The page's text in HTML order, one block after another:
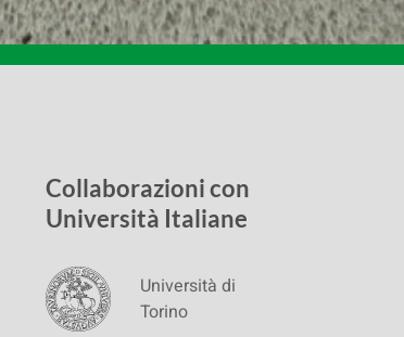
Collaborazioni con
Università Italiane
Università di
Torino